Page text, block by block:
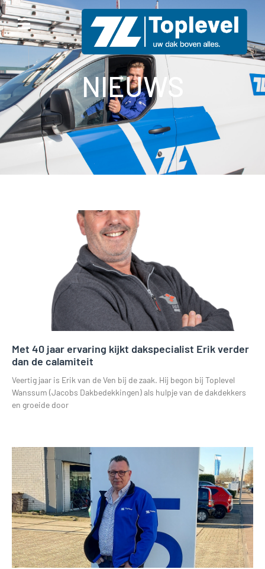
NIEUWS
Met 40 jaar ervaring kijkt dakspecialist Erik verder
dan de calamiteit
Veertig jaar is Erik van de Ven bij de zaak. Hij begon bij Toplevel
Wanssum (Jacobs Dakbedekkingen) als hulpje van de dakdekkers
en groeide door